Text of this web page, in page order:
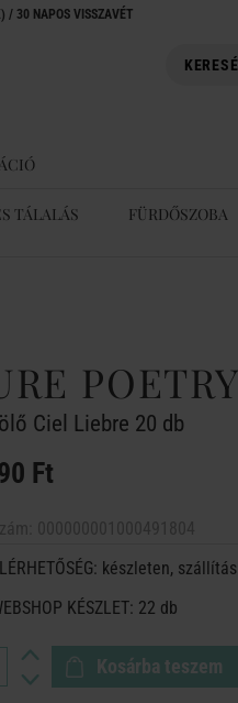
/ 30 NAPOS VISSZAVÉT
TÁLALÁS FÜRDŐSZOBA
POETRY
Ciel Liebre 20 db
Ft
készleten,
KÉSZLET: 22 db
Kosárba teszem